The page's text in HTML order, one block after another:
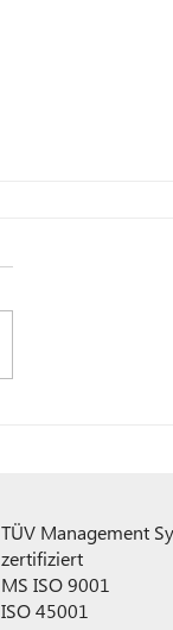
TÜV Management
zertifiziert
MS ISO 9001
ISO 45001